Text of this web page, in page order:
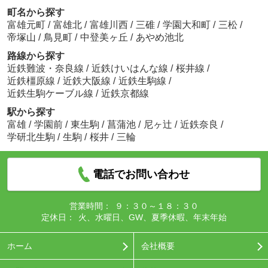
町名から探す
富雄元町 / 富雄北 / 富雄川西 / 三碓 / 学園大和町 / 三松 /
帝塚山 / 鳥見町 / 中登美ヶ丘 / あやめ池北
路線から探す
近鉄難波・奈良線 / 近鉄けいはんな線 / 桜井線 /
近鉄橿原線 / 近鉄大阪線 / 近鉄生駒線 /
近鉄生駒ケーブル線 / 近鉄京都線
駅から探す
富雄 / 学園前 / 東生駒 / 菖蒲池 / 尼ヶ辻 / 近鉄奈良 /
学研北生駒 / 生駒 / 桜井 / 三輪
電話でお問い合わせ
営業時間：
９：３０～１８：３０
定休日：
火、水曜日、GW、夏季休暇、年末年始
ホーム 会社概要